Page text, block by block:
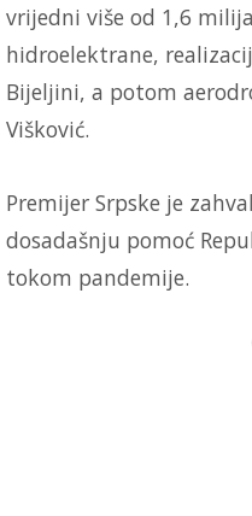
vrijedni više od 1,6
hidroelektrane,
Bijeljini, a potom
Višković.
Premijer Srpske je
dosadašnju pomoć
tokom pandemije.